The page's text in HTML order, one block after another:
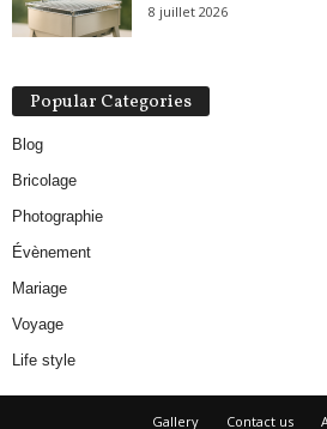
8 juillet 2026
Popular Categories
Blog
Bricolage
Photographie
Évènement
Mariage
Voyage
Life style
Gallery Contact us